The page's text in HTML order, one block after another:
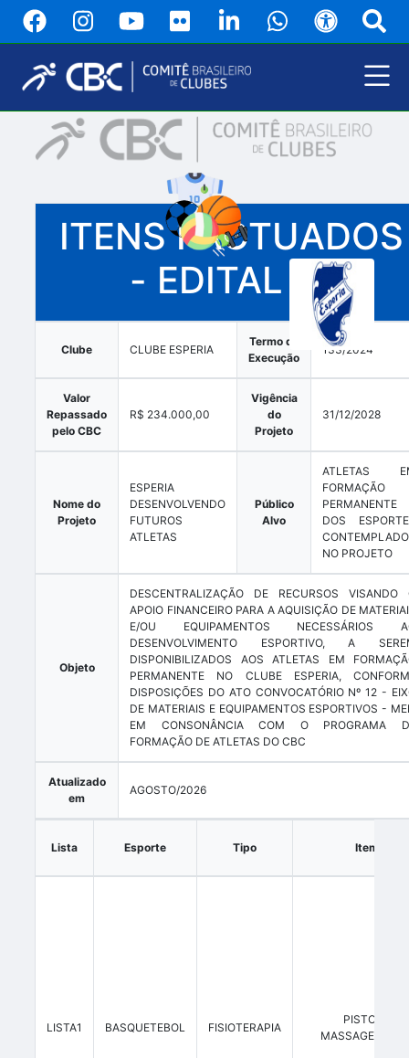
conteúdo
Principal
ITENS PACTUADOS
- EDITAL 12
Clube CLUBE ESPERIA
Termo de
Execução
133/2024
Valor
Repassado
pelo CBC
R$ 234.000,00
Vigência
do
Projeto
31/12/2028
Nome do
Projeto
ESPERIA
DESENVOLVENDO
FUTUROS
ATLETAS
Público
Alvo
ATLETAS
FORMAÇÃO
PERMANENTE
DOS
NO PROJETO
Objeto
DESCENTRALIZAÇÃO DE RECURSOS VISANDO
APOIO FINANCEIRO PARA A AQUISIÇÃO DE
E/OU EQUIPAMENTOS NECESSÁRIOS
DESENVOLVIMENTO ESPORTIVO, A
DISPONIBILIZADOS AOS ATLETAS EM
PERMANENTE NO CLUBE ESPERIA,
DISPOSIÇÕES DO ATO CONVOCATÓRIO Nº 12 -
DE MATERIAIS E EQUIPAMENTOS ESPORTIVOS -
EM CONSONÂNCIA COM O PROGRAMA
FORMAÇÃO DE ATLETAS DO CBC
Atualizado
em
AGOSTO/2026
Lista Esporte Tipo Item
LISTA1 BASQUETEBOL FISIOTERAPIA
PISTOLA